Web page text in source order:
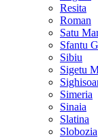
Resita
Roman
Satu
Sfantu
Sibiu
Sigetu
Simeria
Sinaia
Slatina
Slobozia